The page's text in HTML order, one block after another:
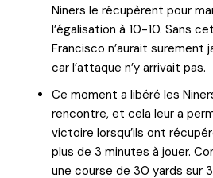
Niners le récupèrent pour
l’égalisation à 10-10. Sans
Francisco n’aurait surement
car l’attaque n’y arrivait pas.
Ce moment a libéré les
rencontre, et cela leur a
victoire lorsqu’ils ont
plus de 3 minutes à jouer.
une course de 30 yards sur